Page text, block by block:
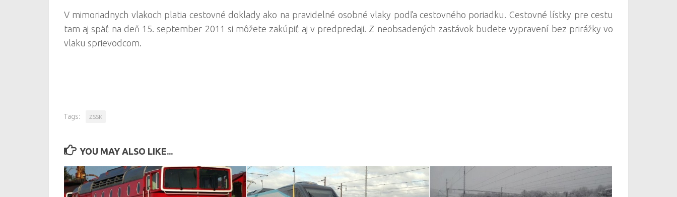
V mimoriadnych vlakoch platia cestovné doklady ako na pravidelné osobné vlaky podľa cestovného poriadku. Cestovné lístky pre cestu
tam aj späť na deň 15. september 2011 si môžete zakúpiť aj v predpredaji. Z neobsadených zastávok budete vypravení bez prirážky vo
vlaku sprievodcom.
Tags: ZSSK
YOU MAY ALSO LIKE...